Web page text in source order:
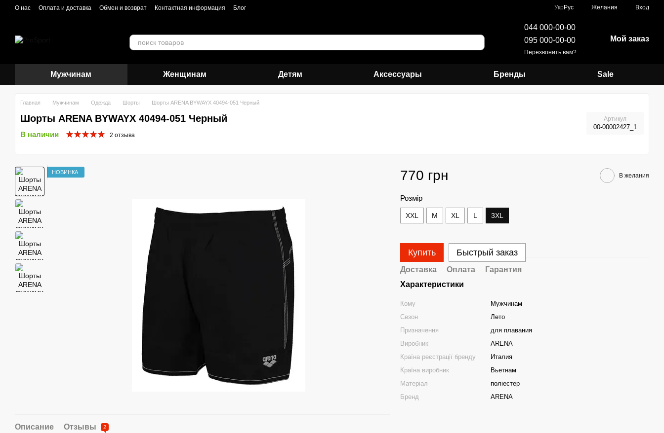
Перейти к основному контенту
О нас Оплата и доставка Обмен и возврат Контактная информация Блог Укр Рус Желания Вход
044 000-00-00
095 000-00-00
Перезвонить вам?
Мой заказ
Мужчинам Женщинам Детям Аксессуары Бренды Sale
Главная Мужчинам Одежда Шорты Шорты ARENA BYWAYX 40494-051 Черный
Шорты ARENA BYWAYX 40494-051 Черный Артикул
00-00002427_1
В наличии 2 отзыва
НОВИНКА
Описание Отзывы 2
770 грн В желания
Розмір
XXL M XL L 3XL
Купить Быстрый заказ
Доставка Оплата
Гарантия
Характеристики
Кому
Мужчинам
Сезон
Лето
Призначення
для плавания
Виробник
ARENA
Країна реєстрації бренду
Италия
Країна виробник
Вьетнам
Матеріал
поліестер
Бренд
ARENA